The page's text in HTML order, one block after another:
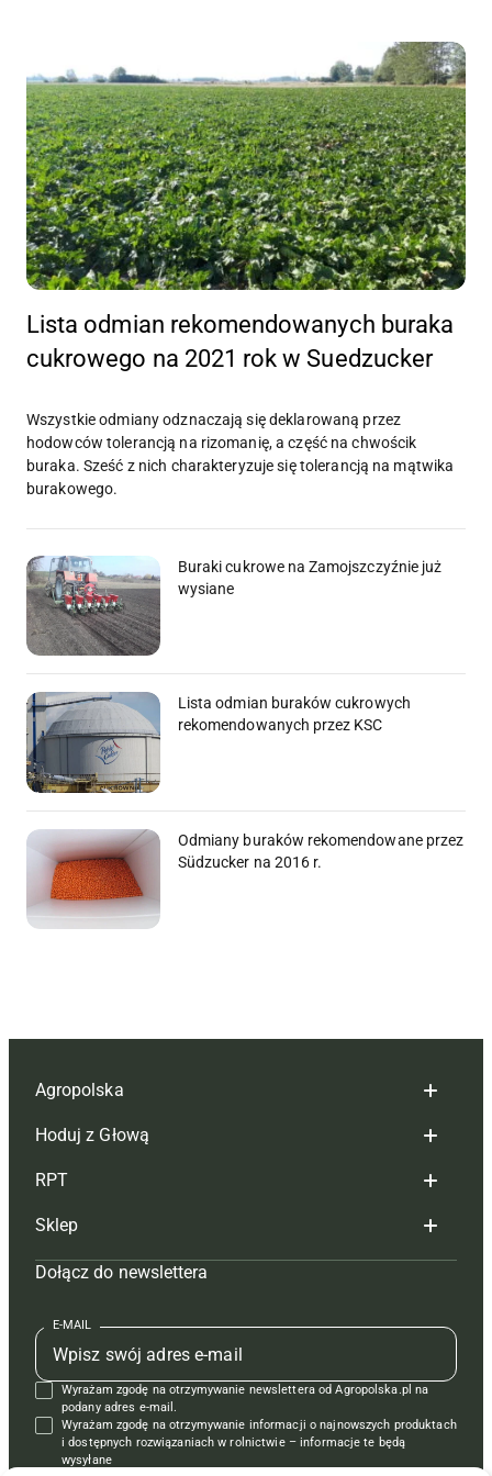
Lista odmian rekomendowanych buraka
cukrowego na 2021 rok w Suedzucker
Wszystkie odmiany odznaczają się deklarowaną przez
hodowców tolerancją na rizomanię, a część na chwościk
buraka. Sześć z nich charakteryzuje się tolerancją na mątwika
burakowego.
Buraki cukrowe na Zamojszczyźnie już
wysiane
Lista odmian buraków cukrowych
rekomendowanych przez KSC
Odmiany buraków rekomendowane przez
Südzucker na 2016 r.
Agropolska
Redakcja
Reklama
Tagi
Mapa serwisu
Kontakt
Regulamin
Polityka prywatności
Hoduj z Głową
Hoduj z głową bydło
Hoduj z głową świnie
Prenumerata
Redakcja
Kontakt
Reklama
RPT
Redakcja
Prenumerata
Reklama
Kontakt
Krzyżówki
Sklep
Czasopisma i prenumerata
Książki
Regulamin
Dołącz do newslettera
E-MAIL
Wyrażam zgodę na otrzymywanie newslettera od Agropolska.pl na
podany adres e-mail.
Wyrażam zgodę na otrzymywanie informacji o najnowszych produktach
i dostępnych rozwiązaniach w rolnictwie – informacje te będą
wysyłane